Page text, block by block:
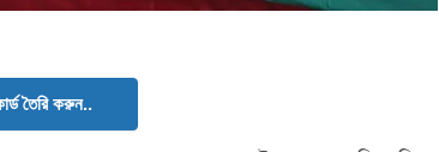
তৈরি করুন..